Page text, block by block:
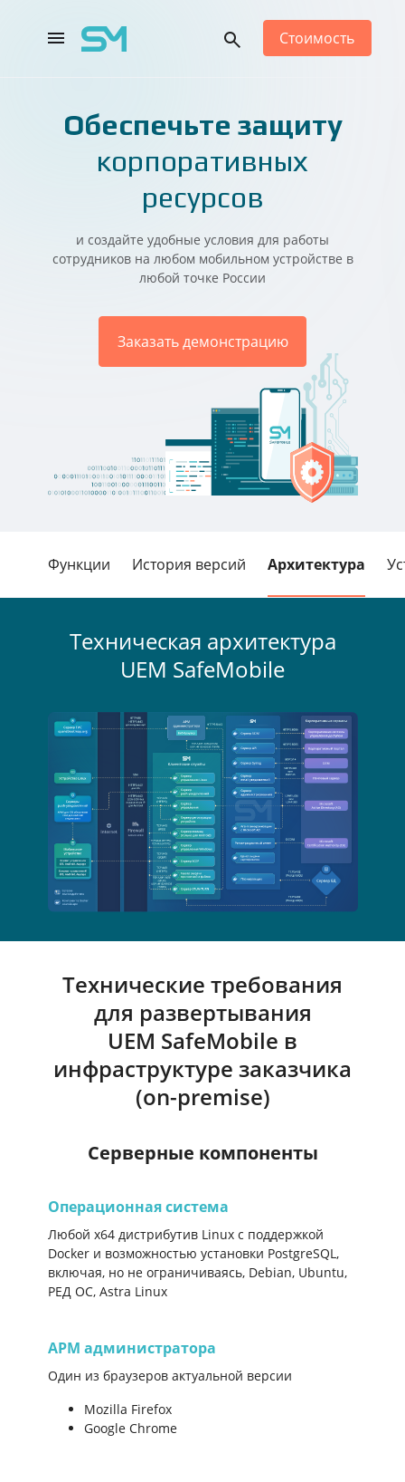
Main Navigation Стоимость
Обеспечьте защиту
корпоративных
ресурсов
и создайте удобные условия для работы
сотрудников на любом мобильном устройстве в
любой точке России
Заказать демонстрацию
Функции История версий Архитектура
Техническая архитектура
UEM SafeMobile
Технические требования
для развертывания
UEM SafeMobile в
инфраструктуре заказчика
(on-premise)
Серверные компоненты
Операционная система
Любой x64 дистрибутив Linux с поддержкой
Docker и возможностью установки PostgreSQL,
включая, но не ограничиваясь, Debian, Ubuntu,
РЕД ОС, Astra Linux
АРМ администратора
Один из браузеров актуальной версии
Mozilla Firefox
Google Chrome